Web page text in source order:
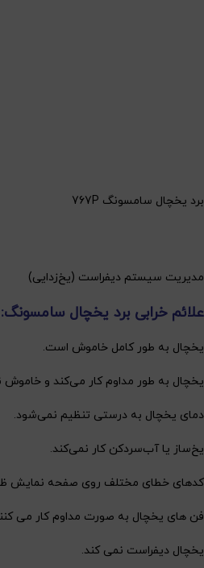
برد یخچال سامسونگ 767P
مدیریت سیستم دیفراست (یخ‌زدایی)
علائم خرابی برد یخچال سامسونگ:
یخچال به طور کامل خاموش است.
یخچال به طور مداوم کار می‌کند و
دمای یخچال به درستی تنظیم نمی‌شود.
یخ‌ساز یا آب‌سردکن کار نمی‌کند.
کدهای خطای مختلف روی صفحه نمایش
فن های یخچال به صورت مداوم کار می
یخچال دیفراست نمی کند.